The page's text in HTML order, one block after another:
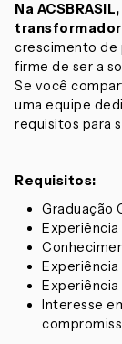
Na
crescimento de
firme de ser a
Se você
uma equipe
requisitos para
Requisitos:
Graduação
Experiência
Experiência
Interesse